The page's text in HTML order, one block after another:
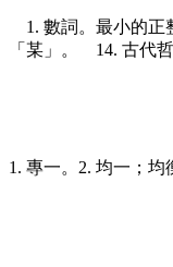
1. 數詞。最小的正
「某」。 14. 古代
1. 專一。 2. 均一；均